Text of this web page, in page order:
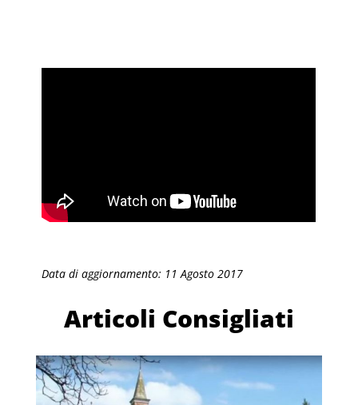
Data di aggiornamento: 11 Agosto 2017
Articoli Consigliati